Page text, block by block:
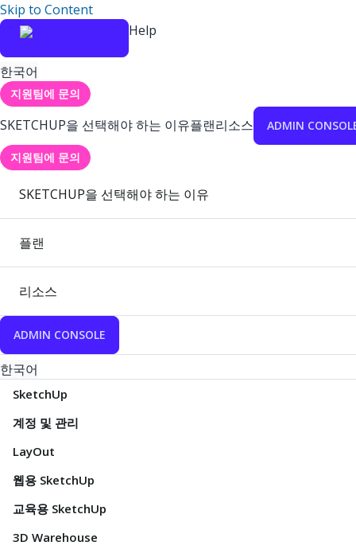
Skip to Content
Help
한국어
지원팀에 문의
SKETCHUP을 선택해야 하는 이유플랜리소스 ADMIN
지원팀에 문의
SKETCHUP을 선택해야 하는 이유
플랜
리소스
ADMIN CONSOLE
한국어
SketchUp
계정 및 관리
LayOut
웹용 SketchUp
교육용 SketchUp
3D Warehouse